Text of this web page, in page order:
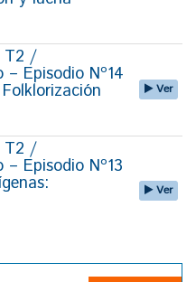
T2 /
– Episodio Nº14
Ver
T2 /
– Episodio Nº13
Ver